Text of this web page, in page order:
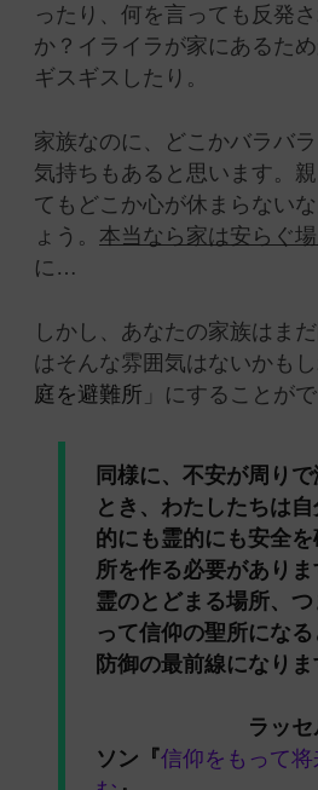
ったり、何を言っても反発
か？イライラが家にあるた
ギスギスしたり。
家族なのに、どこかバラバ
気持ちもあると思います。
てもどこか心が休まらない
ょう。 本当なら家は安らぐ
に…
しかし、あなたの家族はま
はそんな雰囲気はないかもし
庭を避難所 」にすることが
同様に、不安が周りで
とき、わたしたちは
的にも霊的にも安全
所を作る必要があり
霊のとどまる場所、
って信仰の聖所にな
防御の最前線になりま
ラッセル・
ソン『信仰をもって